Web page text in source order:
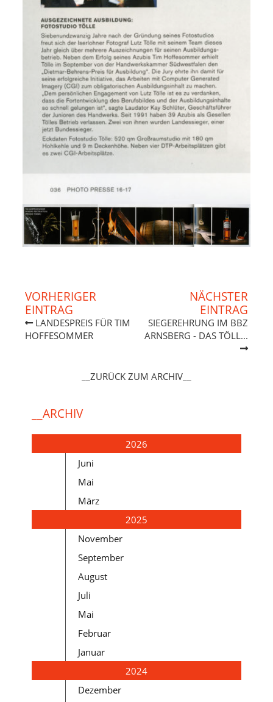
VORHERIGER
EINTRAG
LANDESPREIS FÜR TIM
HOFFESOMMER
NÄCHSTER
EINTRAG
SIEGEREHRUNG IM BBZ
ARNSBERG - DAS TÖLL...
__ZURÜCK ZUM ARCHIV__
__ARCHIV
2026
Juni
Mai
März
2025
November
September
August
Juli
Mai
Februar
Januar
2024
Dezember